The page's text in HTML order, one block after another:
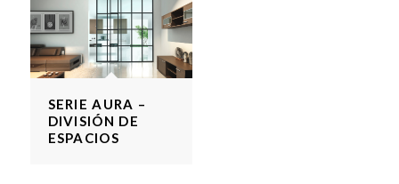
SERIE AURA –
DIVISIÓN DE
ESPACIOS